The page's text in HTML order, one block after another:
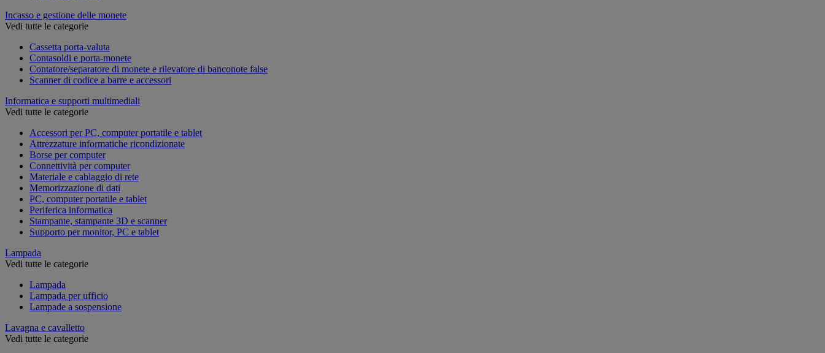
Incasso e gestione delle monete
Vedi tutte le categorie
Cassetta porta-valuta
Contasoldi e porta-monete
Contatore/separatore di monete e rilevatore di banconote false
Scanner di codice a barre e accessori
Informatica e supporti multimediali
Vedi tutte le categorie
Accessori per PC, computer portatile e tablet
Attrezzature informatiche ricondizionate
Borse per computer
Connettività per computer
Materiale e cablaggio di rete
Memorizzazione di dati
PC, computer portatile e tablet
Periferica informatica
Stampante, stampante 3D e scanner
Supporto per monitor, PC e tablet
Lampada
Vedi tutte le categorie
Lampada
Lampada per ufficio
Lampade a sospensione
Lavagna e cavalletto
Vedi tutte le categorie